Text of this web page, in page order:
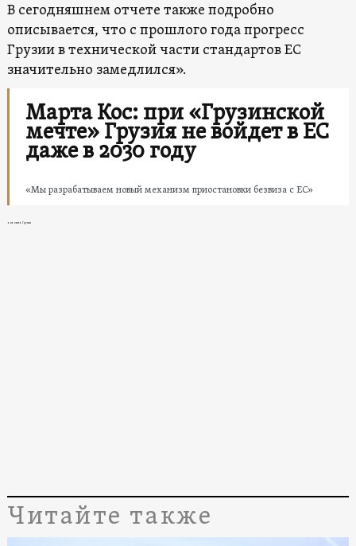
В сегодняшнем отчете также подробно
описывается, что с прошлого года прогресс
Грузии в технической части стандартов ЕС
значительно замедлился».
Марта Кос: при «Грузинской
мечте» Грузия не войдет в ЕС
даже в 2030 году
«Мы разрабатываем новый механизм приостановки безвиза с ЕС»
новости в Грузии
Читайте также